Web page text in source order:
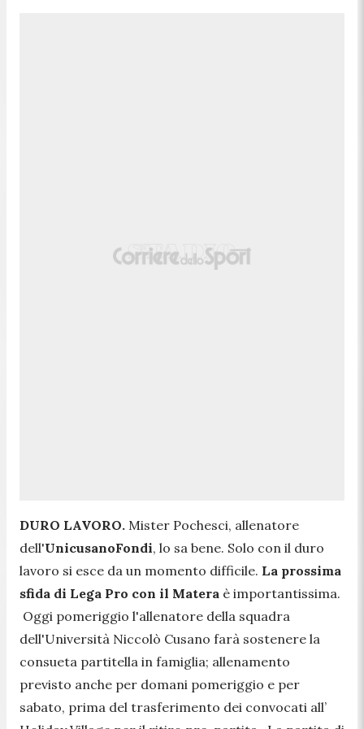
DURO LAVORO. Mister Pochesci, allenatore
dell'UnicusanoFondi, lo sa bene. Solo con il duro
lavoro si esce da un momento difficile. La prossima
sfida di Lega Pro con il Matera è importantissima.
Oggi pomeriggio l'allenatore della squadra
dell'Università Niccolò Cusano farà sostenere la
consueta partitella in famiglia; allenamento
previsto anche per domani pomeriggio e per
sabato, prima del trasferimento dei convocati all’